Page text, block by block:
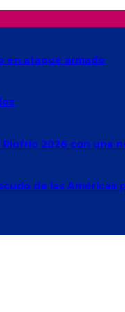
en ataque armado
2026 con una
de las Américas